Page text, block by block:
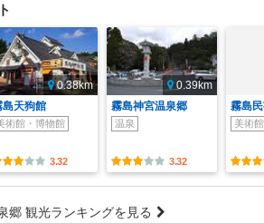
0.38km
島天狗館
術館・博物館
3.32
0.39km
霧島神宮温泉郷
温泉
3.32
霧島
美術
郷 観光ランキングを見る